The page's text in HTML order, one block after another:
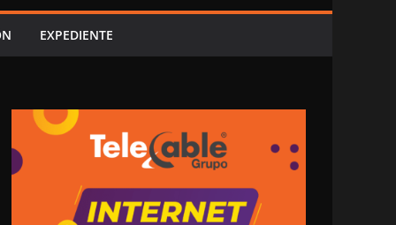
EXPEDIENTE